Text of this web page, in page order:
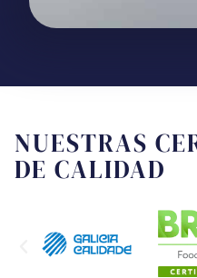
NUESTRAS
DE CALIDAD